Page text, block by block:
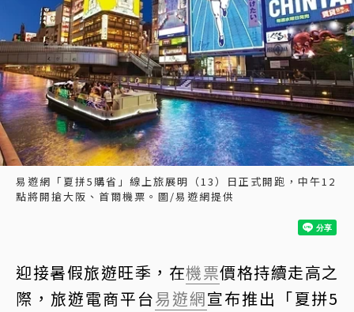
易遊網「夏拼5購省」線上旅展明（13）日正式開跑，中午12
點將開搶大阪、首爾機票。圖/易遊網提供
迎接暑假旅遊旺季，在機票價格持續走高之
際，旅遊電商平台易遊網宣布推出「夏拼5